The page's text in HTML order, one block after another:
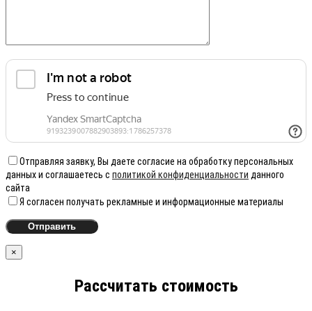
Отправляя заявку, Вы даете согласие на обработку персональных
данных и соглашаетесь с политикой конфиденциальности данного
сайта
Я согласен получать рекламные и информационные материалы
×
Рассчитать стоимость